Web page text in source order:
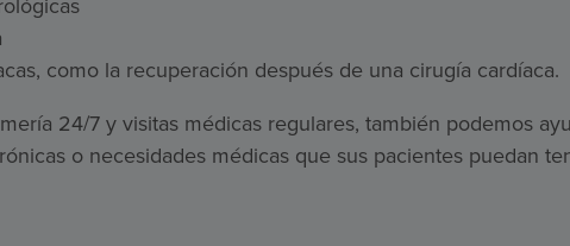
como la recuperación después de una cirugía cardíaca.
24/7 y visitas médicas regulares, también podemos
o necesidades médicas que sus pacientes puedan